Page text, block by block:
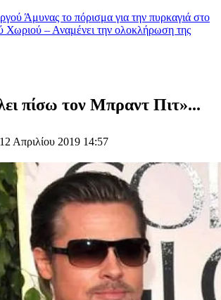
Άμυνας το πόρισμα για την πυρκαγιά στο
– Αναμένει την ολοκλήρωση της
πίσω τον Μπραντ Πιτ»...
Απριλίου 2019 14:57